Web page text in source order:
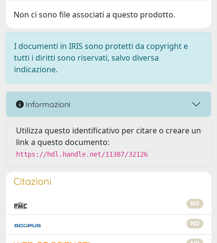
Non ci sono file associati a questo prodotto.
I documenti in IRIS sono protetti da copyright e
tutti i diritti sono riservati, salvo diversa
indicazione.
Informazioni
Utilizza questo identificativo per citare o creare un
link a questo documento:
https://hdl.handle.net/11387/32126
Citazioni
ND
ND